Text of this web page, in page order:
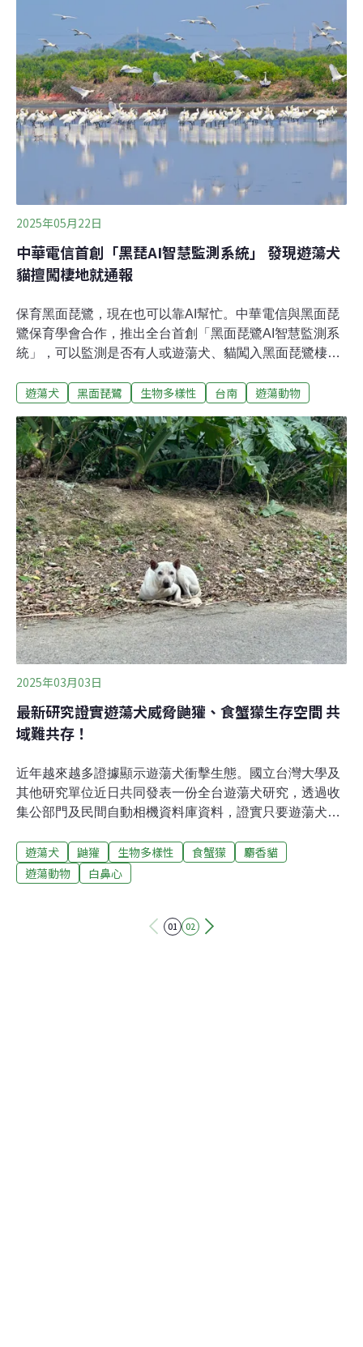
定，加強管理。16日，農業部動物保護司就炸蝦的提案舉
辦意見蒐集會，部分地方政府動保單位發言時均坦言支持
禁餵，以減少遊蕩犬聚集及造成公共衛生問題；更有代表
直言，人道安樂死一詞太客氣，管理遊蕩動物「必須要有
更明確的減量措施」。有民間野保團體正與立委商議《動
保法》修法，加入禁餵無主遊蕩動物、餵食者有飼主責任
等條文。動保團體則動員26日到農業部外抗議禁餵入法。
民間提案人剖白︰如果勸導有用 世上不需要法律7月初，
民眾「炸蝦」（化名）在公共政策網路參與平台提案，要
求落實收容所人道安樂死機制、餵食者應視為管
2025年05月22日
中華電信首創「黑琵AI智慧監測系統」 發現遊蕩犬
貓擅闖棲地就通報
保育黑面琵鷺，現在也可以靠AI幫忙。中華電信與黑面琵
鷺保育學會合作，推出全台首創「黑面琵鷺AI智慧監測系
統」，可以監測是否有人或遊蕩犬、貓闖入黑面琵鷺棲
160次入侵事件，有效減少約100名巡守人力。此外，中華
數量，目前影像辨識率已達到九成。AI偵測不難 最難是如
何驅趕野狗和人優樂地永續、三人恆好與環境友善種子於
21日共同主辦第三屆《生物多樣性行動論壇》，聚焦企業
如何切入及倡議生物多樣性議題。論壇上，中華電信台南
營運處總經理蔡旻宏分享，他們近年與台灣黑面琵鷺保育
學會合作，推出全台首創「黑面琵鷺AI智慧監測系統」。
蔡旻宏表示，每年飛往台灣度冬的黑面琵鷺數量占全球總
量近六成，其中逾半會待在台南。然而，黑面琵鷺正面對
遊蕩犬入侵棲地、高致病性禽流感、水源影響食物鏈等生
存威脅，保育不可懈怠。黑面琵鷺保
遊蕩犬 黑面琵鷺 生物多樣性 台南 遊蕩動物
2025年03月03日
最新研究證實遊蕩犬威脅鼬獾、食蟹獴生存空間 共
域難共存！
近年越來越多證據顯示遊蕩犬衝擊生態。國立台灣大學及
其他研究單位近日共同發表一份全台遊蕩犬研究，透過收
集公部門及民間自動相機資料庫資料，證實只要遊蕩犬越
獲國家科學技術委員會資助，論文於1月刊登於國際期刊
《Global ecology and conservation 》。研究作者之一何
示：體型最小的鼬獾最受遊蕩犬威脅農業部推估現今全台
遊蕩犬 鼬獾 生物多樣性 食蟹獴
麝香貓
遊蕩動物
白鼻心
01 02